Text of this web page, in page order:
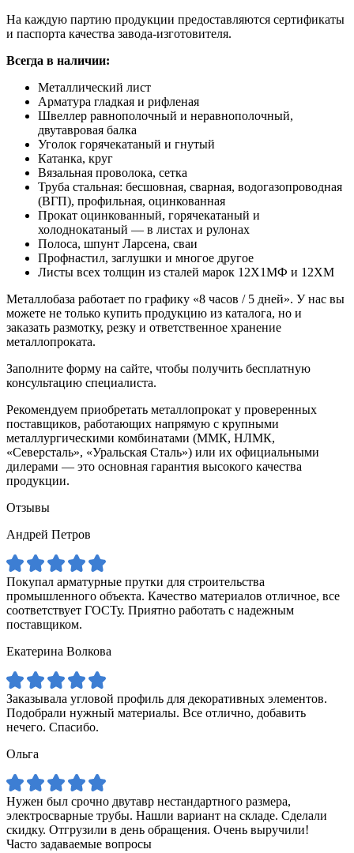
На каждую партию продукции предоставляются сертификаты
и паспорта качества завода-изготовителя.
Всегда в наличии:
Металлический лист
Арматура гладкая и рифленая
Швеллер равнополочный и неравнополочный,
двутавровая балка
Уголок горячекатаный и гнутый
Катанка, круг
Вязальная проволока, сетка
Труба стальная: бесшовная, сварная, водогазопроводная
(ВГП), профильная, оцинкованная
Прокат оцинкованный, горячекатаный и
холоднокатаный — в листах и рулонах
Полоса, шпунт Ларсена, сваи
Профнастил, заглушки и многое другое
Листы всех толщин из сталей марок 12Х1МФ и 12ХМ
Металлобаза работает по графику «8 часов / 5 дней». У нас вы
можете не только купить продукцию из каталога, но и
заказать размотку, резку и ответственное хранение
металлопроката.
Заполните форму на сайте, чтобы получить бесплатную
консультацию специалиста.
Рекомендуем приобретать металлопрокат у проверенных
поставщиков, работающих напрямую с крупными
металлургическими комбинатами (ММК, НЛМК,
«Северсталь», «Уральская Сталь») или их официальными
дилерами — это основная гарантия высокого качества
продукции.
Отзывы
Андрей Петров
Покупал арматурные прутки для строительства
промышленного объекта. Качество материалов отличное, все
соответствует ГОСТу. Приятно работать с надежным
поставщиком.
Екатерина Волкова
Заказывала угловой профиль для декоративных элементов.
Подобрали нужный материалы. Все отлично, добавить
нечего. Спасибо.
Ольга
Нужен был срочно двутавр нестандартного размера,
электросварные трубы. Нашли вариант на складе. Сделали
скидку. Отгрузили в день обращения. Очень выручили!
Часто задаваемые вопросы